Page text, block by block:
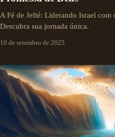
A Fé de Jefté: Liderando Israel com
Descubra sua jornada única.
10 de setembro de 2025